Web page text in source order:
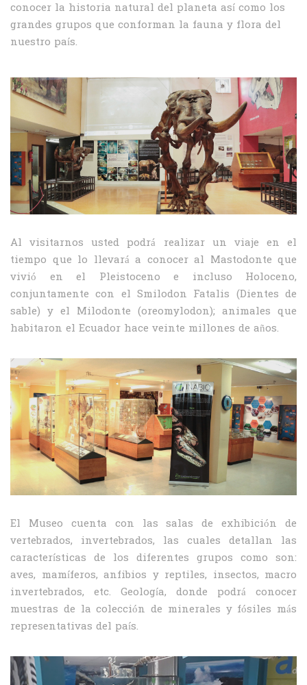
conocer la historia natural del planeta así como los
grandes grupos que conforman la fauna y flora del
nuestro país.
Al visitarnos usted podrá realizar un viaje en el
tiempo que lo llevará a conocer al Mastodonte que
vivió en el Pleistoceno e incluso Holoceno,
conjuntamente con el Smilodon Fatalis (Dientes de
sable) y el Milodonte (oreomylodon); animales que
habitaron el Ecuador hace veinte millones de años.
El Museo cuenta con las salas de exhibición de
vertebrados, invertebrados, las cuales detallan las
características de los diferentes grupos como son:
aves, mamíferos, anfibios y reptiles, insectos, macro
invertebrados, etc. Geología, donde podrá conocer
muestras de la colección de minerales y fósiles más
representativas del país.